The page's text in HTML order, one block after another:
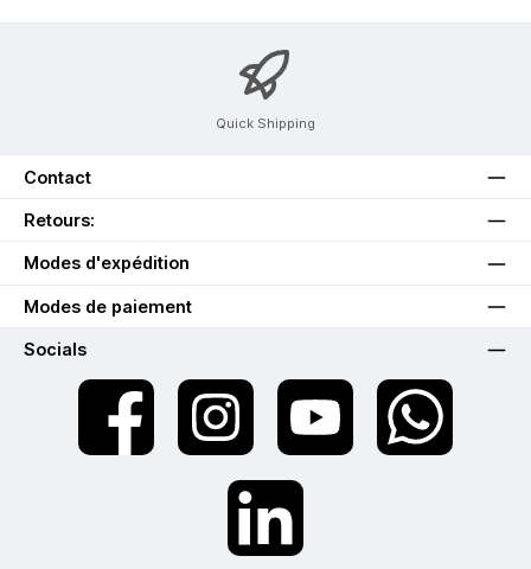
Quick Shipping
Contact
Retours:
Modes d'expédition
Modes de paiement
Socials
twt.widget.communities.facebook.name
twt.widget.communities.instagram.name
twt.widget.communities.linkedin.name